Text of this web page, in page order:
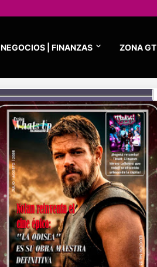
NEGOCIOS | FINANZAS ZONA GT